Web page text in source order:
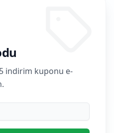
indirim kuponu e-